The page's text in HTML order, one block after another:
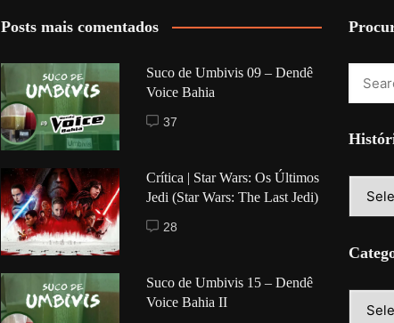
Posts mais comentados
Suco de Umbivis 09 – Dendê
Voice Bahia
37
Crítica | Star Wars: Os Últimos
Jedi (Star Wars: The Last Jedi)
28
Suco de Umbivis 15 – Dendê
Voice Bahia II